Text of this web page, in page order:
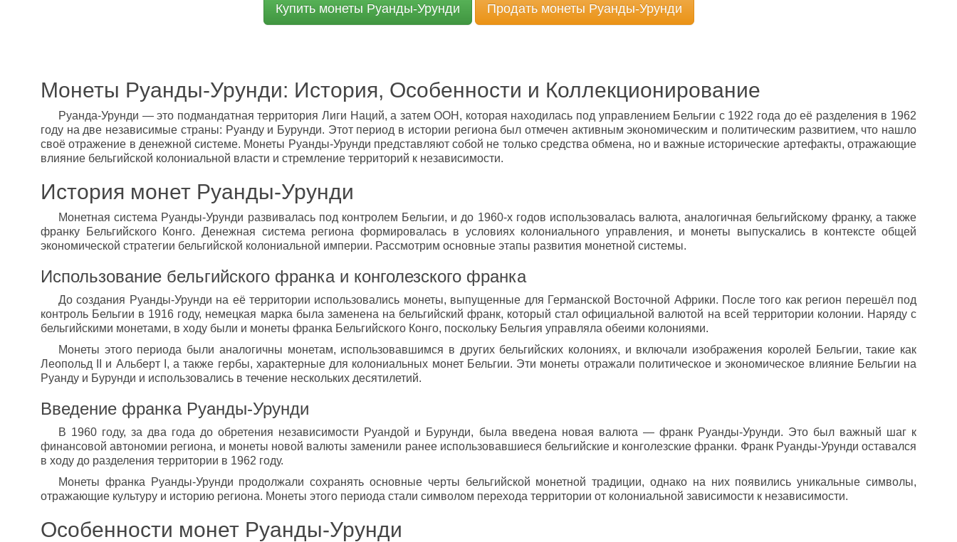
Купить монеты Руанды-Урунди Продать монеты Руанды-Урунди
Монеты Руанды-Урунди: История, Особенности и Коллекционирование
Руанда-Урунди — это подмандатная территория Лиги Наций, а затем ООН, которая находилась под управлением Бельгии с 1922 года до её разделения в 1962
году на две независимые страны: Руанду и Бурунди. Этот период в истории региона был отмечен активным экономическим и политическим развитием, что нашло
своё отражение в денежной системе. Монеты Руанды-Урунди представляют собой не только средства обмена, но и важные исторические артефакты, отражающие
влияние бельгийской колониальной власти и стремление территорий к независимости.
История монет Руанды-Урунди
Монетная система Руанды-Урунди развивалась под контролем Бельгии, и до 1960-х годов использовалась валюта, аналогичная бельгийскому франку, а также
франку Бельгийского Конго. Денежная система региона формировалась в условиях колониального управления, и монеты выпускались в контексте общей
экономической стратегии бельгийской колониальной империи. Рассмотрим основные этапы развития монетной системы.
Использование бельгийского франка и конголезского франка
До создания Руанды-Урунди на её территории использовались монеты, выпущенные для Германской Восточной Африки. После того как регион перешёл под
контроль Бельгии в 1916 году, немецкая марка была заменена на бельгийский франк, который стал официальной валютой на всей территории колонии. Наряду с
бельгийскими монетами, в ходу были и монеты франка Бельгийского Конго, поскольку Бельгия управляла обеими колониями.
Монеты этого периода были аналогичны монетам, использовавшимся в других бельгийских колониях, и включали изображения королей Бельгии, такие как
Леопольд II и Альберт I, а также гербы, характерные для колониальных монет Бельгии. Эти монеты отражали политическое и экономическое влияние Бельгии на
Руанду и Бурунди и использовались в течение нескольких десятилетий.
Введение франка Руанды-Урунди
В 1960 году, за два года до обретения независимости Руандой и Бурунди, была введена новая валюта — франк Руанды-Урунди. Это был важный шаг к
финансовой автономии региона, и монеты новой валюты заменили ранее использовавшиеся бельгийские и конголезские франки. Франк Руанды-Урунди оставался
в ходу до разделения территории в 1962 году.
Монеты франка Руанды-Урунди продолжали сохранять основные черты бельгийской монетной традиции, однако на них появились уникальные символы,
отражающие культуру и историю региона. Монеты этого периода стали символом перехода территории от колониальной зависимости к независимости.
Особенности монет Руанды-Урунди